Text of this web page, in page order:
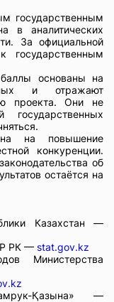
государственным
в аналитических
За официальной
государственным
основаны на
и отражают
проекта. Они не
на повышение
конкуренции.
об
остаётся на
Казахстан —
РК — stat.gov.kz
Министерства
Қазына» —